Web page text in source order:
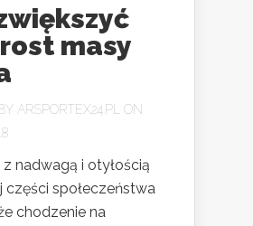
masy
ARSPORTEX24.PL
ON
nadwagą i otyłością
części społeczeństwa
chodzenie na